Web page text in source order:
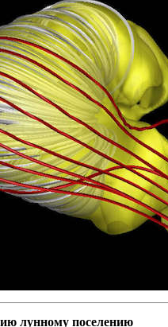
лунному поселению